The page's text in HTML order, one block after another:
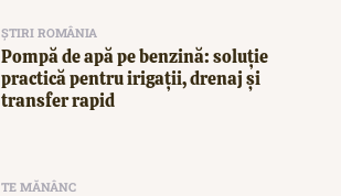
ȘTIRI ROMÂNIA
Pompă de apă pe benzină: soluție
practică pentru irigații, drenaj și
transfer rapid
TE MĂNÂNC